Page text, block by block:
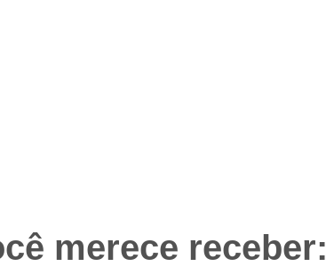
merece receber: